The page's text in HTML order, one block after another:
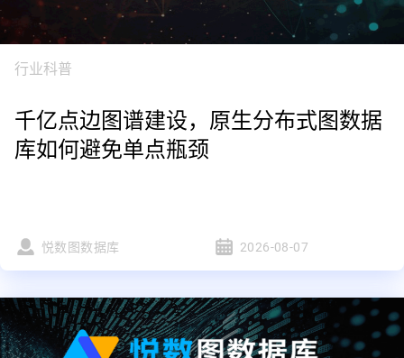
行业科普
千亿点边图谱建设，原生分布式图数据
库如何避免单点瓶颈
悦数图数据库 2026-08-07